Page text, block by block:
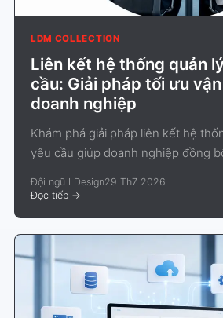
LDM COLLECTION
Liên kết hệ thống quản
cầu: Giải pháp tối ưu
doanh nghiệp
Khám phá giải pháp liên kết hệ
yêu cầu giúp doanh nghiệp đồng
Đội ngũ LDesign29 Th7 2026
Đọc tiếp ->